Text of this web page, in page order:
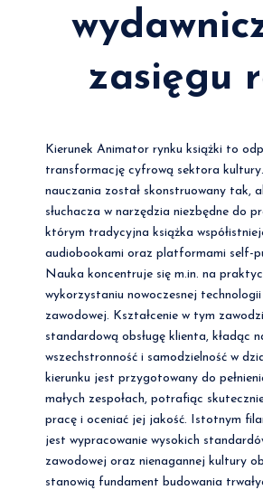
zasięgu
Kierunek Animator rynku książki to
transformację cyfrową sektora
nauczania został skonstruowany tak,
słuchacza w narzędzia niezbędne do
którym tradycyjna książka
audiobookami oraz platformami self-
Nauka koncentruje się m.in. na
wykorzystaniu nowoczesnej
zawodowej. Kształcenie w tym
standardową obsługę klienta, kładąc
wszechstronność i samodzielność w
kierunku jest przygotowany do
małych zespołach, potrafiąc
pracę i oceniać jej jakość. Istotnym
jest wypracowanie wysokich
zawodowej oraz nienagannej kultury
stanowią fundament budowania